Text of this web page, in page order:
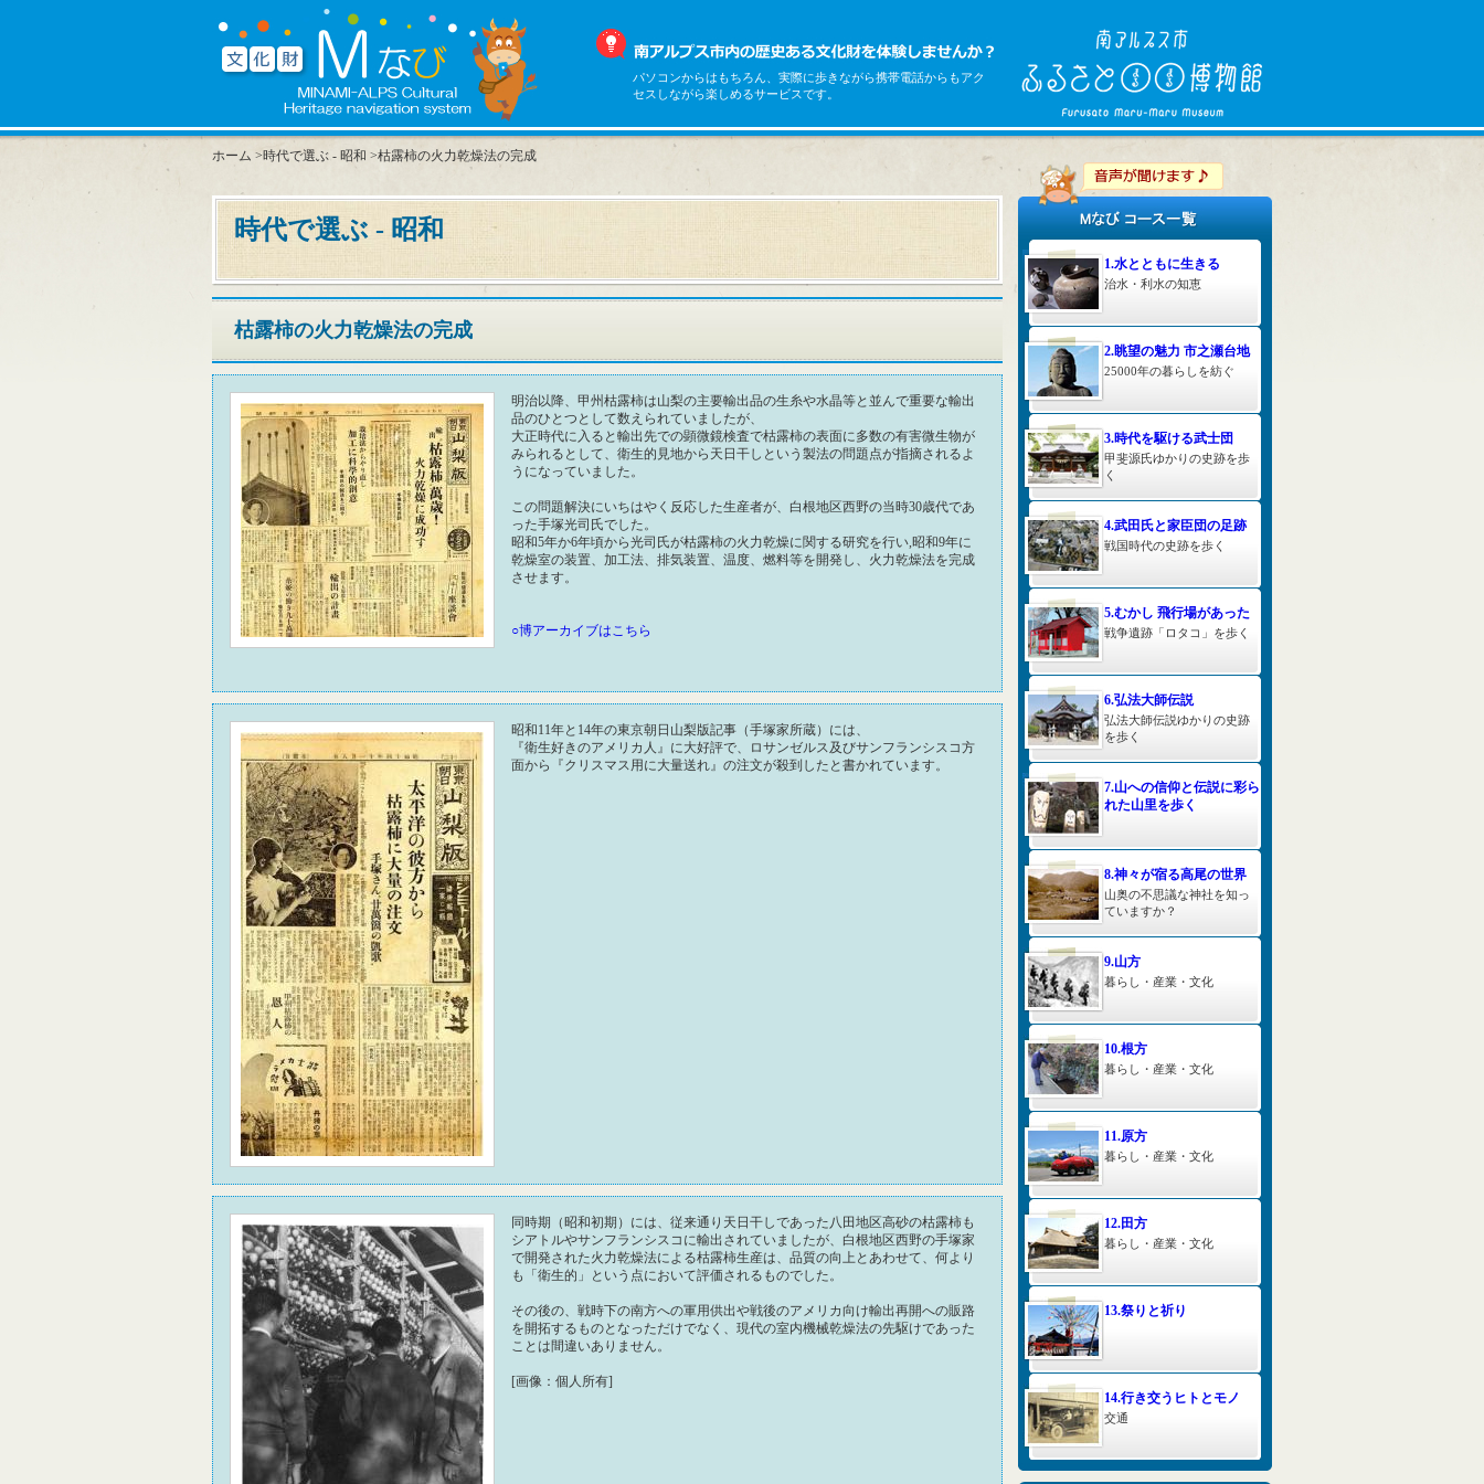
パソコンからはもちろん、実際に歩きながら携帯電話からもアク
セスしながら楽しめるサービスです。
1.水とともに生きる
治水・利水の知恵
2.眺望の魅力 市之瀬台地
25000年の暮らしを紡ぐ
3.時代を駆ける武士団
甲斐源氏ゆかりの史跡を歩
く
4.武田氏と家臣団の足跡
戦国時代の史跡を歩く
5.むかし 飛行場があった
戦争遺跡「ロタコ」を歩く
6.弘法大師伝説
弘法大師伝説ゆかりの史跡
を歩く
7.山への信仰と伝説に彩ら
れた山里を歩く
8.神々が宿る高尾の世界
山奥の不思議な神社を知っ
ていますか？
9.山方
暮らし・産業・文化
10.根方
暮らし・産業・文化
11.原方
暮らし・産業・文化
12.田方
暮らし・産業・文化
13.祭りと祈り
14.行き交うヒトとモノ
交通
ホーム >時代で選ぶ - 昭和 >枯露柿の火力乾燥法の完成
時代で選ぶ - 昭和
枯露柿の火力乾燥法の完成
明治以降、甲州枯露柿は山梨の主要輸出品の生糸や水晶等と並んで重要な輸出
品のひとつとして数えられていましたが、
大正時代に入ると輸出先での顕微鏡検査で枯露柿の表面に多数の有害微生物が
みられるとして、衛生的見地から天日干しという製法の問題点が指摘されるよ
うになっていました。
この問題解決にいちはやく反応した生産者が、白根地区西野の当時30歳代であ
った手塚光司氏でした。
昭和5年か6年頃から光司氏が枯露柿の火力乾燥に関する研究を行い,昭和9年に
乾燥室の装置、加工法、排気装置、温度、燃料等を開発し、火力乾燥法を完成
させます。
○博アーカイブはこちら
昭和11年と14年の東京朝日山梨版記事（手塚家所蔵）には、
『衛生好きのアメリカ人』に大好評で、ロサンゼルス及びサンフランシスコ方
面から『クリスマス用に大量送れ』の注文が殺到したと書かれています。
同時期（昭和初期）には、従来通り天日干しであった八田地区高砂の枯露柿も
シアトルやサンフランシスコに輸出されていましたが、白根地区西野の手塚家
で開発された火力乾燥法による枯露柿生産は、品質の向上とあわせて、何より
も「衛生的」という点において評価されるものでした。
その後の、戦時下の南方への軍用供出や戦後のアメリカ向け輸出再開への販路
を開拓するものとなっただけでなく、現代の室内機械乾燥法の先駆けであった
ことは間違いありません。
[画像：個人所有]